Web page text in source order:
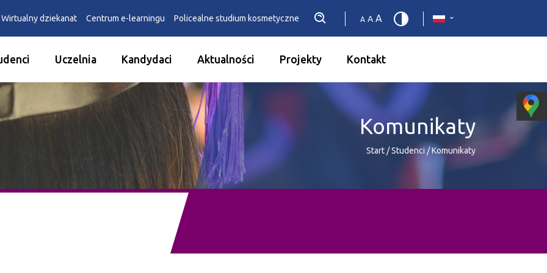
Wirtualny dziekanat Centrum e-learningu Policealne studium kosmetyczne A A A
Uczelnia Kandydaci Aktualności Projekty Kontakt
Komunikaty
Start/Studenci /Komunikaty